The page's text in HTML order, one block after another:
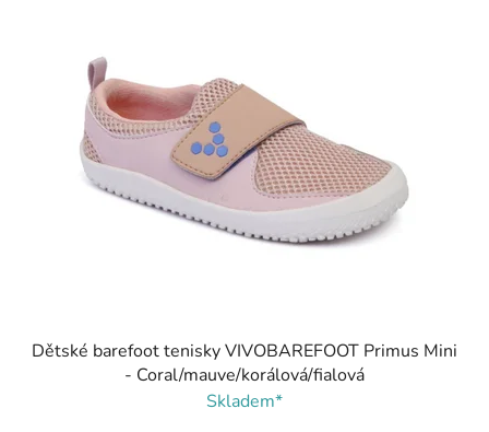
Dětské barefoot tenisky VIVOBAREFOOT Primus Mini
- Coral/mauve/korálová/fialová
Skladem*